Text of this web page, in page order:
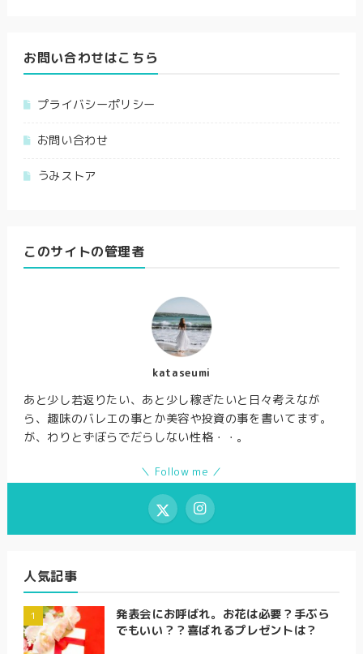
お問い合わせはこちら
プライバシーポリシー
お問い合わせ
うみストア
このサイトの管理者
kataseumi
あと少し若返りたい、あと少し稼ぎたいと日々考えなが
ら、趣味のバレエの事とか美容や投資の事を書いてます。
が、わりとずぼらでだらしない性格・・。
＼ Follow me ／
人気記事
発表会にお呼ばれ。お花は必要？手ぶら
でもいい？？喜ばれるプレゼントは？